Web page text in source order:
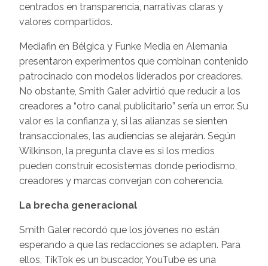
centrados en transparencia, narrativas claras y
valores compartidos.
Mediafin en Bélgica y Funke Media en Alemania
presentaron experimentos que combinan contenido
patrocinado con modelos liderados por creadores.
No obstante, Smith Galer advirtió que reducir a los
creadores a “otro canal publicitario” sería un error. Su
valor es la confianza y, si las alianzas se sienten
transaccionales, las audiencias se alejarán. Según
Wilkinson, la pregunta clave es si los medios
pueden construir ecosistemas donde periodismo,
creadores y marcas converjan con coherencia.
La brecha generacional
Smith Galer recordó que los jóvenes no están
esperando a que las redacciones se adapten. Para
ellos, TikTok es un buscador, YouTube es una